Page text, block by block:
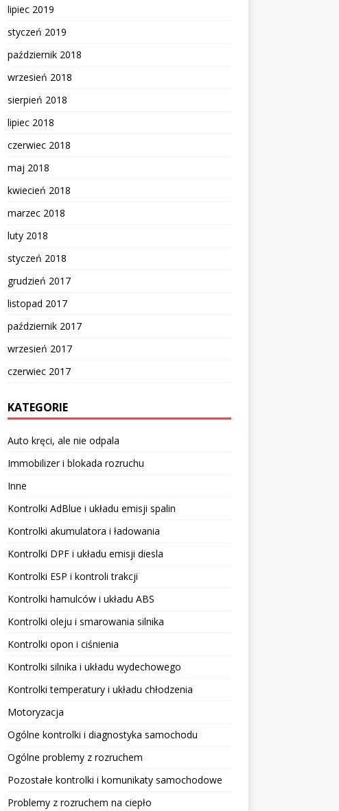
lipiec 2019
styczeń 2019
październik 2018
wrzesień 2018
sierpień 2018
lipiec 2018
czerwiec 2018
maj 2018
kwiecień 2018
marzec 2018
luty 2018
styczeń 2018
grudzień 2017
listopad 2017
październik 2017
wrzesień 2017
czerwiec 2017
KATEGORIE
Auto kręci, ale nie odpala
Immobilizer i blokada rozruchu
Inne
Kontrolki AdBlue i układu emisji spalin
Kontrolki akumulatora i ładowania
Kontrolki DPF i układu emisji diesla
Kontrolki ESP i kontroli trakcji
Kontrolki hamulców i układu ABS
Kontrolki oleju i smarowania silnika
Kontrolki opon i ciśnienia
Kontrolki silnika i układu wydechowego
Kontrolki temperatury i układu chłodzenia
Motoryzacja
Ogólne kontrolki i diagnostyka samochodu
Ogólne problemy z rozruchem
Pozostałe kontrolki i komunikaty samochodowe
Problemy z rozruchem na ciepło